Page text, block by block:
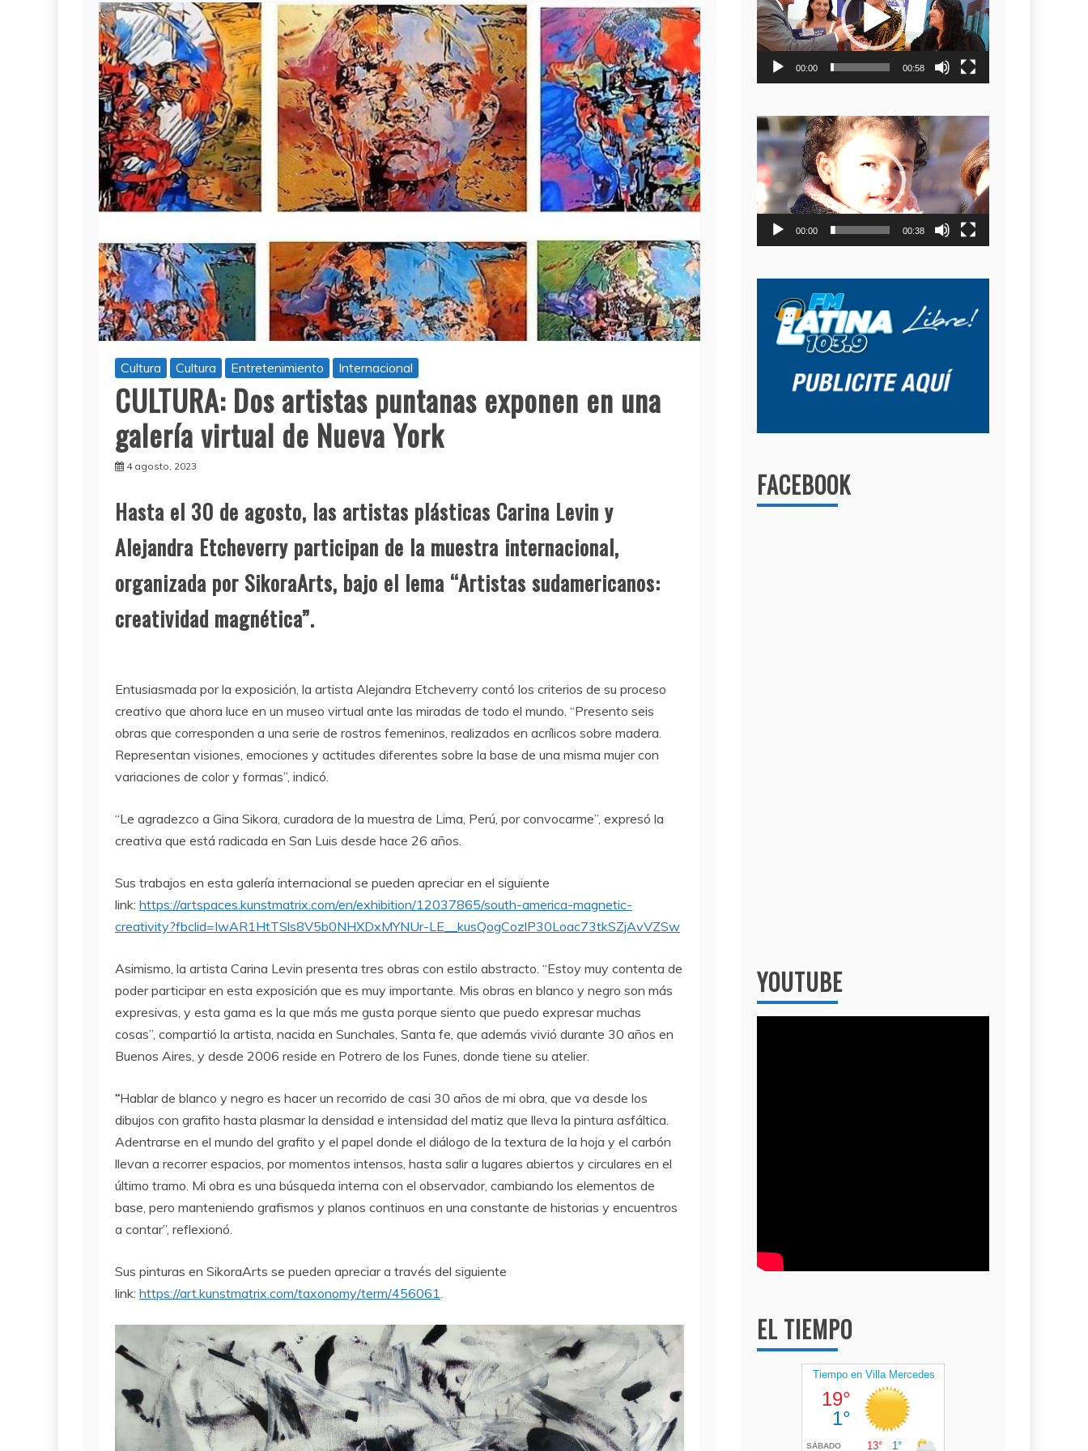
Cultura Cultura Entretenimiento Internacional
CULTURA: Dos artistas puntanas exponen en una
galería virtual de Nueva York
4 agosto, 2023
Hasta el 30 de agosto, las artistas plásticas Carina Levin y
Alejandra Etcheverry participan de la muestra internacional,
organizada por SikoraArts, bajo el lema “Artistas sudamericanos:
creatividad magnética”.
Entusiasmada por la exposición, la artista Alejandra Etcheverry contó los criterios de su proceso
creativo que ahora luce en un museo virtual ante las miradas de todo el mundo. “Presento seis
obras que corresponden a una serie de rostros femeninos, realizados en acrílicos sobre madera.
Representan visiones, emociones y actitudes diferentes sobre la base de una misma mujer con
variaciones de color y formas”, indicó.
“Le agradezco a Gina Sikora, curadora de la muestra de Lima, Perú, por convocarme”, expresó la
creativa que está radicada en San Luis desde hace 26 años.
Sus trabajos en esta galería internacional se pueden apreciar en el siguiente
link: https://artspaces.kunstmatrix.com/en/exhibition/12037865/south-america-magnetic-
creativity?fbclid=IwAR1HtTSls8V5b0NHXDxMYNUr-LE__kusQogCozlP30Loac73tkSZjAvVZSw
Asimismo, la artista Carina Levin presenta tres obras con estilo abstracto. “Estoy muy contenta de
poder participar en esta exposición que es muy importante. Mis obras en blanco y negro son más
expresivas, y esta gama es la que más me gusta porque siento que puedo expresar muchas
cosas”, compartió la artista, nacida en Sunchales, Santa fe, que además vivió durante 30 años en
Buenos Aires, y desde 2006 reside en Potrero de los Funes, donde tiene su atelier.
“Hablar de blanco y negro es hacer un recorrido de casi 30 años de mi obra, que va desde los
dibujos con grafito hasta plasmar la densidad e intensidad del matiz que lleva la pintura asfáltica.
Adentrarse en el mundo del grafito y el papel donde el diálogo de la textura de la hoja y el carbón
llevan a recorrer espacios, por momentos intensos, hasta salir a lugares abiertos y circulares en el
último tramo. Mi obra es una búsqueda interna con el observador, cambiando los elementos de
base, pero manteniendo grafismos y planos continuos en una constante de historias y encuentros
a contar”, reflexionó.
Sus pinturas en SikoraArts se pueden apreciar a través del siguiente
link: https://art.kunstmatrix.com/taxonomy/term/456061.
video
00:00 00:58
Reproductor
de
video
00:00 00:38
FACEBOOK
YOUTUBE
EL TIEMPO